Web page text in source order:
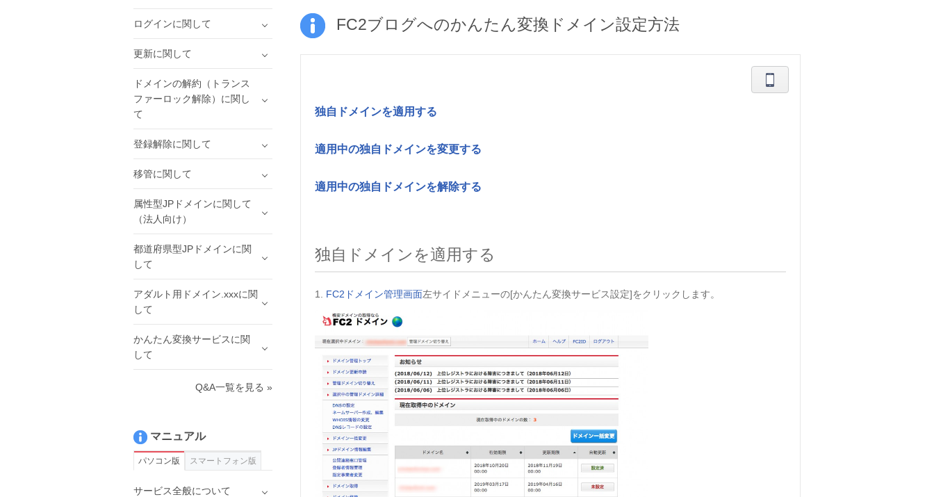
FC2ブログへのかんたん変換ドメイン設定方法
独自ドメインを適用する
適用中の独自ドメインを変更する
適用中の独自ドメインを解除する
独自ドメインを適用する
1. FC2ドメイン管理画面左サイドメニューの[かんたん変換サービス設定]をクリックします。
ログインに関して
更新に関して
ドメインの解約（トランス
ファーロック解除）に関し
て
登録解除に関して
移管に関して
属性型JPドメインに関して
（法人向け）
都道府県型JPドメインに関
して
アダルト用ドメイン.xxxに関
して
かんたん変換サービスに関
して
Q&A一覧を見る »
マニュアル
パソコン版 スマートフォン版
サービス全般について